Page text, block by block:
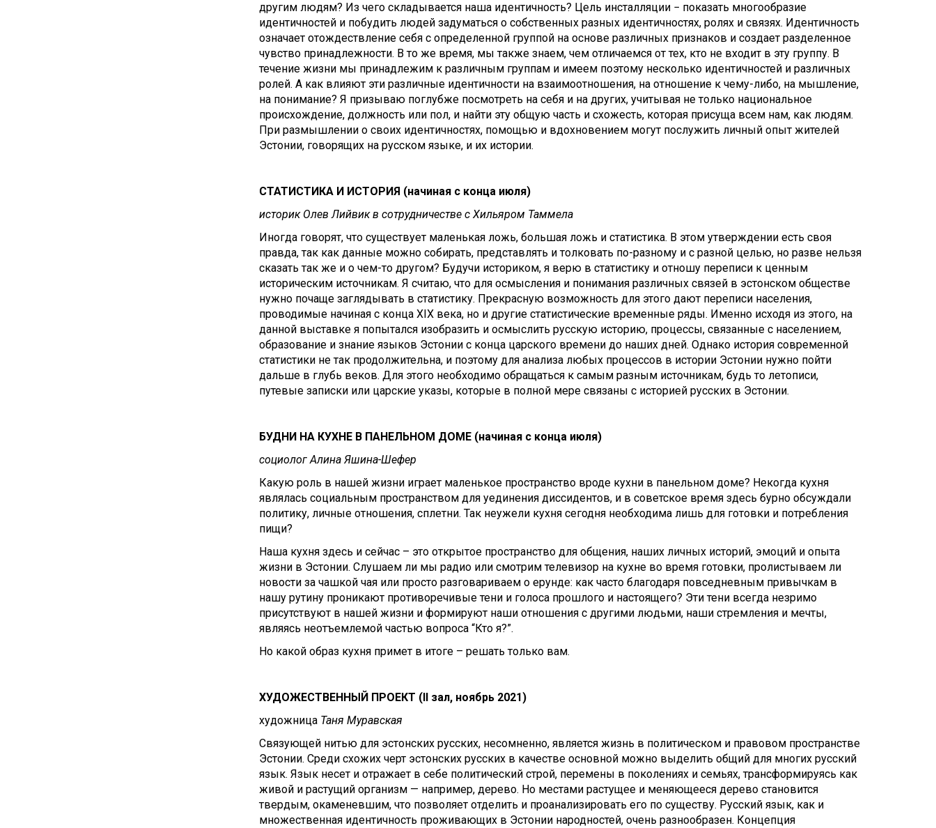
другим людям? Из чего складывается наша идентичность? Цель инсталляции − показать многообразие
идентичностей и побудить людей задуматься о собственных разных идентичностях, ролях и связях. Идентичность
означает отождествление себя с определенной группой на основе различных признаков и создает разделенное
чувство принадлежности. В то же время, мы также знаем, чем отличаемся от тех, кто не входит в эту группу. В
течение жизни мы принадлежим к различным группам и имеем поэтому несколько идентичностей и различных
ролей. А как влияют эти различные идентичности на взаимоотношения, на отношение к чему-либо, на мышление,
на понимание? Я призываю поглубже посмотреть на себя и на других, учитывая не только национальное
происхождение, должность или пол, и найти эту общую часть и схожесть, которая присуща всем нам, как людям.
При размышлении о своих идентичностях, помощью и вдохновением могут послужить личный опыт жителей
Эстонии, говорящих на русском языке, и их истории.
СТАТИСТИКА И ИСТОРИЯ (начиная с конца июля)
историк Олев Лийвик в сотрудничестве с Хильяром Таммела
Иногда говорят, что существует маленькая ложь, большая ложь и статистика. В этом утверждении есть своя
правда, так как данные можно собирать, представлять и толковать по-разному и с разной целью, но разве нельзя
сказать так же и о чем-то другом? Будучи историком, я верю в статистику и отношу переписи к ценным
историческим источникам. Я считаю, что для осмысления и понимания различных связей в эстонском обществе
нужно почаще заглядывать в статистику. Прекрасную возможность для этого дают переписи населения,
проводимые начиная с конца XIX века, но и другие статистические временные ряды. Именно исходя из этого, на
данной выставке я попытался изобразить и осмыслить русскую историю, процессы, связанные с населением,
образование и знание языков Эстонии с конца царского времени до наших дней. Однако история современной
статистики не так продолжительна, и поэтому для анализа любых процессов в истории Эстонии нужно пойти
дальше в глубь веков. Для этого необходимо обращаться к самым разным источникам, будь то летописи,
путевые записки или царские указы, которые в полной мере связаны с историей русских в Эстонии.
БУДНИ НА КУХНЕ В ПАНЕЛЬНОМ ДОМЕ (начиная с конца июля)
социолог Алина Яшина-Шефер
Какую роль в нашей жизни играет маленькое пространство вроде кухни в панельном доме? Некогда кухня
являлась социальным пространством для уединения диссидентов, и в советское время здесь бурно обсуждали
политику, личные отношения, сплетни. Так неужели кухня сегодня необходима лишь для готовки и потребления
пищи?
Наша кухня здесь и сейчас – это открытое пространство для общения, наших личных историй, эмоций и опыта
жизни в Эстонии. Слушаем ли мы радио или смотрим телевизор на кухне во время готовки, пролистываем ли
новости за чашкой чая или просто разговариваем о ерунде: как часто благодаря повседневным привычкам в
нашу рутину проникают противоречивые тени и голоса прошлого и настоящего? Эти тени всегда незримо
присутствуют в нашей жизни и формируют наши отношения с другими людьми, наши стремления и мечты,
являясь неотъемлемой частью вопроса “Кто я?”.
Но какой образ кухня примет в итоге – решать только вам.
ХУДОЖЕСТВЕННЫЙ ПРОЕКТ (II зал, ноябрь 2021)
художница Таня Муравская
Связующей нитью для эстонских русских, несомненно, является жизнь в политическом и правовом пространстве
Эстонии. Среди схожих черт эстонских русских в качестве основной можно выделить общий для многих русский
язык. Язык несет и отражает в себе политический строй, перемены в поколениях и семьях, трансформируясь как
живой и растущий организм — например, дерево. Но местами растущее и меняющееся дерево становится
твердым, окаменевшим, что позволяет отделить и проанализировать его по существу. Русский язык, как и
множественная идентичность проживающих в Эстонии народностей, очень разнообразен. Концепция